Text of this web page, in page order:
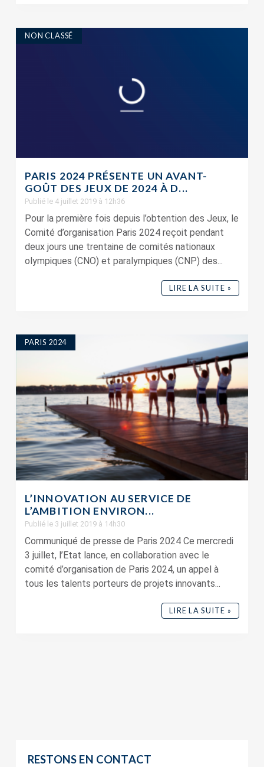
NON CLASSÉ
PARIS 2024 PRÉSENTE UN AVANT-
GOÛT DES JEUX DE 2024 À D...
Publié le 4 juillet 2019 à 12h36
Pour la première fois depuis l’obtention des Jeux, le
Comité d’organisation Paris 2024 reçoit pendant
deux jours une trentaine de comités nationaux
olympiques (CNO) et paralympiques (CNP) des...
LIRE LA SUITE »
PARIS 2024
L’INNOVATION AU SERVICE DE
L’AMBITION ENVIRON...
Publié le 3 juillet 2019 à 14h30
Communiqué de presse de Paris 2024 Ce mercredi
3 juillet, l’Etat lance, en collaboration avec le
comité d’organisation de Paris 2024, un appel à
tous les talents porteurs de projets innovants...
LIRE LA SUITE »
RESTONS EN CONTACT